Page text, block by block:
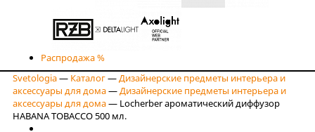
Распродажа %
Svetologia— Каталог— Дизайнерские предметы интерьера и
аксессуары для дома— Дизайнерские предметы интерьера и
аксессуары для дома— Locherber ароматический диффузор
HABANA TOBACCO 500 мл.